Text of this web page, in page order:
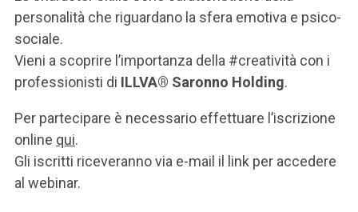
SEI UN DOCENTE O UN MEMBRO DELLO STAFF
ACCEDI A CLOUDMAIL
personalità che riguardano la sfera emotiva e psico-
sociale.
Vieni a scoprire l’importanza della #creatività con i
professionisti di ILLVA® Saronno Holding.
Per partecipare è necessario effettuare l’iscrizione
online qui.
Gli iscritti riceveranno via e-mail il link per accedere
al webinar.